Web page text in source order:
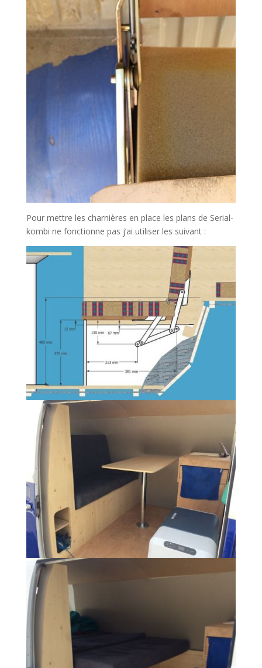
Pour mettre les charnières en place les plans de Serial-
kombi ne fonctionne pas j’ai utiliser les suivant :